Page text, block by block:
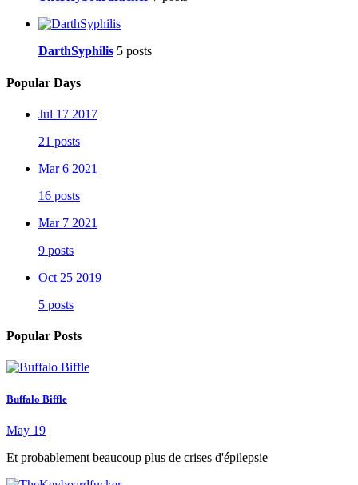
DarthSyphilis 5 posts
Popular Days
Jul 17 2017
21 posts
Mar 6 2021
16 posts
Mar 7 2021
9 posts
Oct 25 2019
5 posts
Popular Posts
Buffalo Biffle
May 19
Et probablement beaucoup plus de crises d'épilepsie